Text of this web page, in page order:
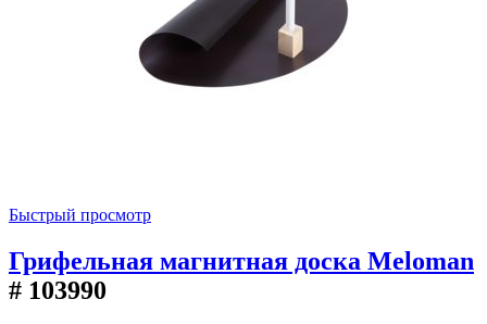
Быстрый просмотр
Грифельная магнитная доска Meloman
# 103990